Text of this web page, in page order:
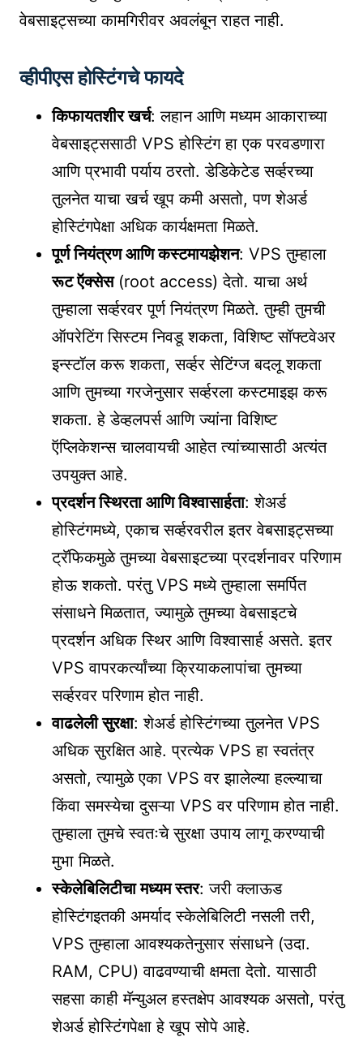
वेबसाइट्सच्या कामगिरीवर अवलंबून राहत नाही.
व्हीपीएस होस्टिंगचे फायदे
किफायतशीर खर्च: लहान आणि मध्यम आकाराच्या
वेबसाइट्ससाठी VPS होस्टिंग हा एक परवडणारा
आणि प्रभावी पर्याय ठरतो. डेडिकेटेड सर्व्हरच्या
तुलनेत याचा खर्च खूप कमी असतो, पण शेअर्ड
होस्टिंगपेक्षा अधिक कार्यक्षमता मिळते.
पूर्ण नियंत्रण आणि कस्टमायझेशन: VPS तुम्हाला
रूट ऍक्सेस(root access) देतो. याचा अर्थ
तुम्हाला सर्व्हरवर पूर्ण नियंत्रण मिळते. तुम्ही तुमची
ऑपरेटिंग सिस्टम निवडू शकता, विशिष्ट सॉफ्टवेअर
इन्स्टॉल करू शकता, सर्व्हर सेटिंग्ज बदलू शकता
आणि तुमच्या गरजेनुसार सर्व्हरला कस्टमाइझ करू
शकता. हे डेव्हलपर्स आणि ज्यांना विशिष्ट
ऍप्लिकेशन्स चालवायची आहेत त्यांच्यासाठी अत्यंत
उपयुक्त आहे.
प्रदर्शन स्थिरता आणि विश्वासार्हता: शेअर्ड
होस्टिंगमध्ये, एकाच सर्व्हरवरील इतर वेबसाइट्सच्या
ट्रॅफिकमुळे तुमच्या वेबसाइटच्या प्रदर्शनावर परिणाम
होऊ शकतो. परंतु VPS मध्ये तुम्हाला समर्पित
संसाधने मिळतात, ज्यामुळे तुमच्या वेबसाइटचे
प्रदर्शन अधिक स्थिर आणि विश्वासार्ह असते. इतर
VPS वापरकर्त्यांच्या क्रियाकलापांचा तुमच्या
सर्व्हरवर परिणाम होत नाही.
वाढलेली सुरक्षा: शेअर्ड होस्टिंगच्या तुलनेत VPS
अधिक सुरक्षित आहे. प्रत्येक VPS हा स्वतंत्र
असतो, त्यामुळे एका VPS वर झालेल्या हल्ल्याचा
किंवा समस्येचा दुसऱ्या VPS वर परिणाम होत नाही.
तुम्हाला तुमचे स्वतःचे सुरक्षा उपाय लागू करण्याची
मुभा मिळते.
स्केलेबिलिटीचा मध्यम स्तर: जरी क्लाऊड
होस्टिंगइतकी अमर्याद स्केलेबिलिटी नसली तरी,
VPS तुम्हाला आवश्यकतेनुसार संसाधने (उदा.
RAM, CPU) वाढवण्याची क्षमता देतो. यासाठी
सहसा काही मॅन्युअल हस्तक्षेप आवश्यक असतो, परंतु
शेअर्ड होस्टिंगपेक्षा हे खूप सोपे आहे.